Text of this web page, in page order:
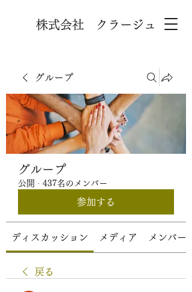
株式会社 クラージュ
グループ
グループ
公開 · 437名のメンバー
参加する
ディスカッション メディア メンバー
戻る